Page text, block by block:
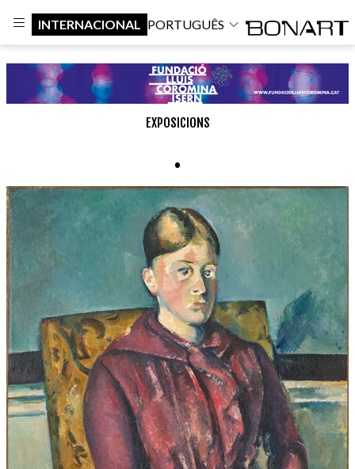
INTERNACIONAL PORTUGUÊS
EXPOSICIONS
.